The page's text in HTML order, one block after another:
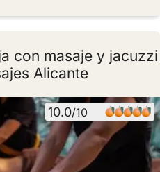
con masaje y jacuzzi
Alicante
10.0/10